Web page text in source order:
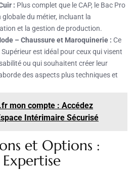
: Plus complet que le CAP, le Bac Pro
du métier, incluant la
et la gestion de production.
– Chaussure et Maroquinerie : Ce
est idéal pour ceux qui visent
ou qui souhaitent créer leur
des aspects plus techniques et
mon compte : Accédez
Intérimaire Sécurisé
et Options :